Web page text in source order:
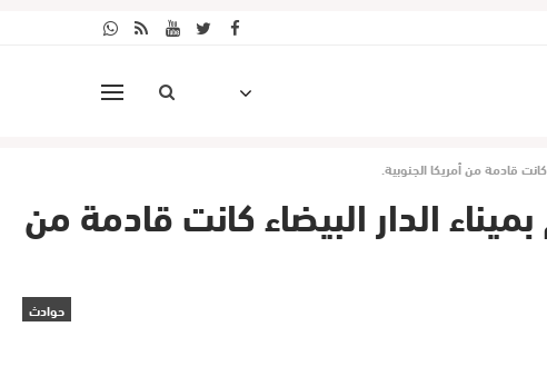
الكوكايين، تقارب زنتها 541 كيلوغرام بميناء الدار البيضاء كانت قادمة من
حوادث